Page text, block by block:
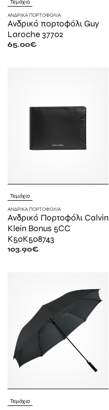
Τεμάχιο
ΑΝΔΡΙΚΆ ΠΟΡΤΟΦΌΛΙΑ
Ανδρικό πορτοφόλι Guy
Laroche 37702
65.00€
Τεμάχιο
ΑΝΔΡΙΚΆ ΠΟΡΤΟΦΌΛΙΑ
Ανδρικό Πορτοφόλι Calvin
Klein Bonus 5CC
K50K508743
103.90€
Τεμάχιο